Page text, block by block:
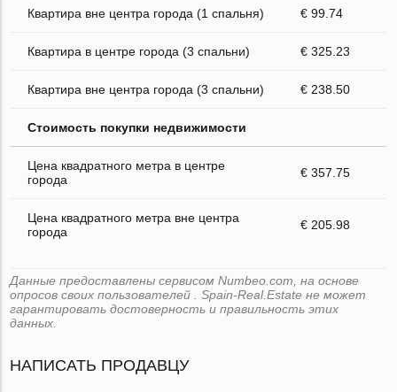
Квартира вне центра города (1 спальня) € 99.74
Квартира в центре города (3 спальни) € 325.23
Квартира вне центра города (3 спальни) € 238.50
Стоимость покупки недвижимости
Цена квадратного метра в центре
города
€ 357.75
Цена квадратного метра вне центра
города
€ 205.98
Данные предоставлены сервисом Numbeo.com, на основе
опросов своих пользователей . Spain-Real.Estate не может
гарантировать достоверность и правильность этих
данных.
НАПИСАТЬ ПРОДАВЦУ